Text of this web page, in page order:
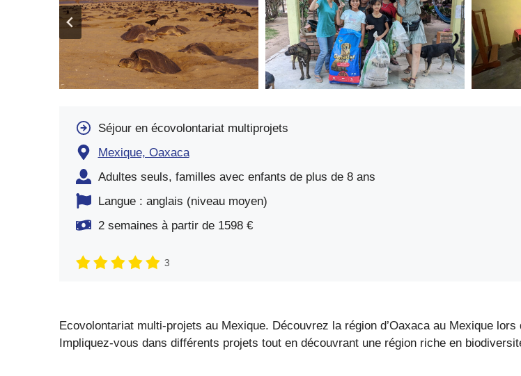
Séjour en écovolontariat multiprojets
Mexique, Oaxaca
Adultes seuls, familles avec enfants de plus de 8 ans
Langue : anglais (niveau moyen)
2 semaines à partir de 1598 €
3
Ecovolontariat multi-projets au Mexique. Découvrez la région d’Oaxaca au Mexique
Impliquez-vous dans différents projets tout en découvrant une région riche en